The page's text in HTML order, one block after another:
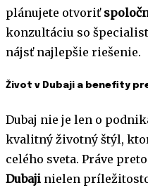
plánujete otvoriť
konzultáciu so
nájsť najlepšie riešenie.
Život v Dubaji a benefity
Dubaj nie je len o
kvalitný životný štýl,
celého sveta. Práve
Dubaji nielen